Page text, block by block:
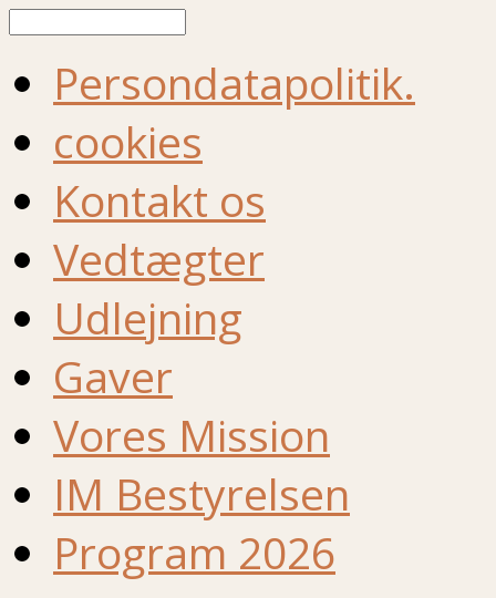
Persondatapolitik.
cookies
Kontakt os
Vedtægter
Udlejning
Gaver
Vores Mission
IM Bestyrelsen
Program 2026